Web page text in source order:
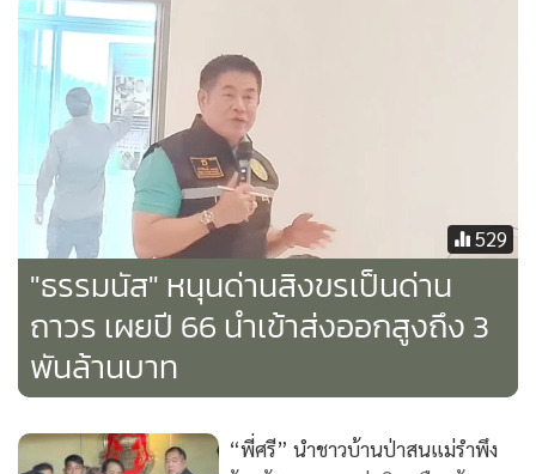
ต่างประเทศให้เป็นที่ประจักษ์ได้รับรู้ถึงเมืองหัวหิน กับหัวหิน
แหล่งท่องเที่ยวยั่งยืน 100 แห่งของโลก
สำหรับการท่องเที่ยวของประเทศไทยเรานี้นายกรัฐมนตรีได้มี
แผนออกมาว่าในปี 67 นี้กลุ่มนักท่องเที่ยวทั่วโลกจะเข้ามาไทย
ประมาณ 30 ล้านคนเศษ ยอดเม็ดเงินที่จะมาตกในสถานที่ต่างๆ
3 แสนล้านบาท จึงทำให้มั่นใจได้ว่าเศรษฐกิจของไทยทางด้าน
การท่องเที่ยวจะฟื้นฟูขึ้นตามมา นอกจากเทศบาลเมืองหัวหินที่
ได้รับรางวัลนี้แล้ว ยังมีที่เทศบาลตำบลในเวียง จ.น่าน เมืองเก่า
จังหวัดสุโขทัย และเทศบาลตำบลคลองท่อมใต้ จ.กระบี่ ได้รับ
รางวัลนี้ด้วยเช่นกัน เท่ากับว่าประเทศไทยมี 4 แห่งที่ทรงคุณค่า
ของเมืองท่องเที่ยว เพราะฉะนั้นในส่วนขององค์กรปกครองท้อง
529
"ธรรมนัส" หนุนด่านสิงขรเป็นด่าน
ถาวร เผยปี 66 นำเข้าส่งออกสูงถึง 3
พันล้านบาท
“พี่ศรี” นำชาวบ้านป่าสนแม่รำพึง